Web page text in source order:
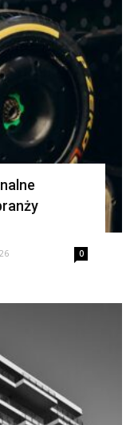
0